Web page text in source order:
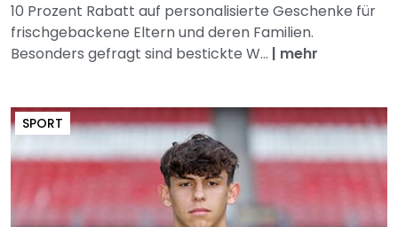
10 Prozent Rabatt auf personalisierte Geschenke für
frischgebackene Eltern und deren Familien.
Besonders gefragt sind bestickte W... | mehr
SPORT